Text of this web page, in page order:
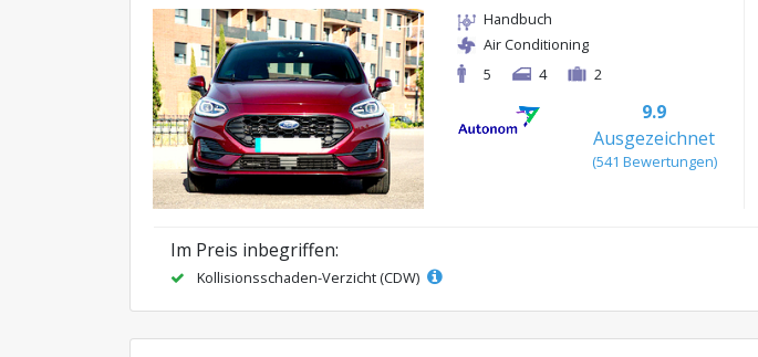
Handbuch
Air Conditioning
5
4 2
9.9
Ausgezeichnet
(541 Bewertungen)
Im Preis inbegriffen:
Kollisionsschaden-Verzicht (CDW)